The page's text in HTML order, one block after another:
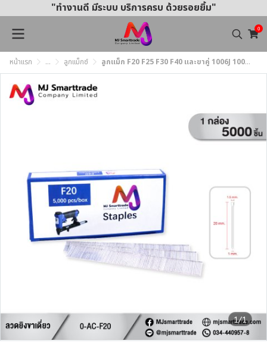
"ทำงานดี มีระบบ บริการครบ ด้วยรอยยิ้ม"
0
หน้าแรก ... ลูกแม็กซ์ ลูกแม็ก F20 F25 F30 F40 และขาคู่ 1006J 1008J 1010J
1/1